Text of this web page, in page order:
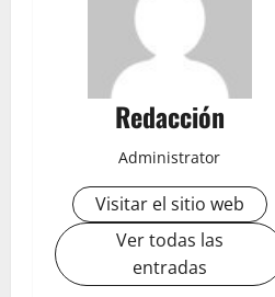
Redacción
Administrator
Visitar el sitio web
Ver todas las
entradas